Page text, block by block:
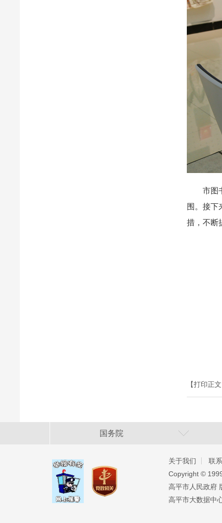
市图书
围。接下
措，不断
【打印正
国务院
关于我们
联
Copyright ©️
高平市人民政府
高平市大数据